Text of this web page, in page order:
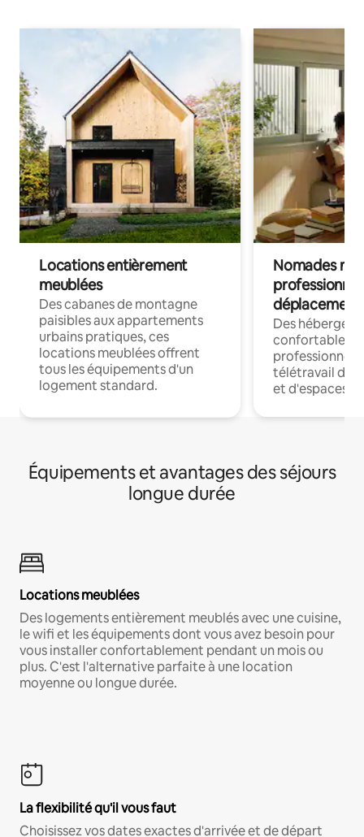
Locations entièrement
meublées
Des cabanes de montagne
paisibles aux appartements
urbains pratiques, ces
locations meublées offrent
tous les équipements d'un
logement standard.
Nomades
déplacement
Des
confortables
professionnels
télétravail
et d'espaces
Équipements et avantages des séjours
longue durée
Locations meublées
Des logements entièrement meublés avec une cuisine,
le wifi et les équipements dont vous avez besoin pour
vous installer confortablement pendant un mois ou
plus. C'est l'alternative parfaite à une location
moyenne ou longue durée.
La flexibilité qu'il vous faut
Choisissez vos dates exactes d'arrivée et de départ